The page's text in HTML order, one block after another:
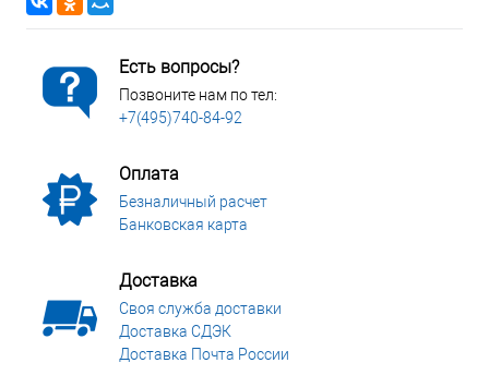
Есть вопросы?
Позвоните нам по тел:
+7(495)740-84-92
Оплата
Безналичный расчет
Банковская карта
Доставка
Своя служба доставки
Доставка СДЭК
Доставка Почта России